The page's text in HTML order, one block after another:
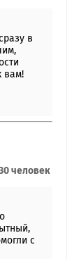
в
вам!
человек
с